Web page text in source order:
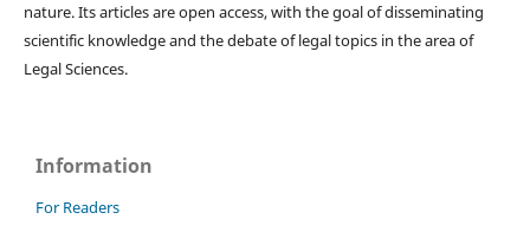
nature. Its articles are open access, with the goal of disseminating
scientific knowledge and the debate of legal topics in the area of ​​
Legal Sciences.
Information
For Readers